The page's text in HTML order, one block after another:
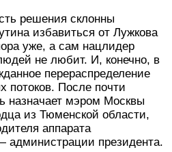
решения склонны
избавиться от Лужкова
уже, а сам нацлидер
не любит. И, конечно, в
перераспределение
потоков. После почти
назначает мэром Москвы
из Тюменской области,
аппарата
администрации президента.